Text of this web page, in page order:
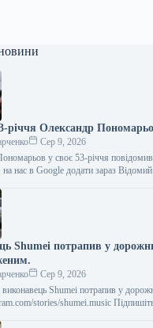
річчя Олександр
Сер 9, 2026
у своє 53-річчя
на нас в Google додати зараз
Shumei потрапив у
Сер 9, 2026
виконавець Shumei потрапив у
stories/shumei.music